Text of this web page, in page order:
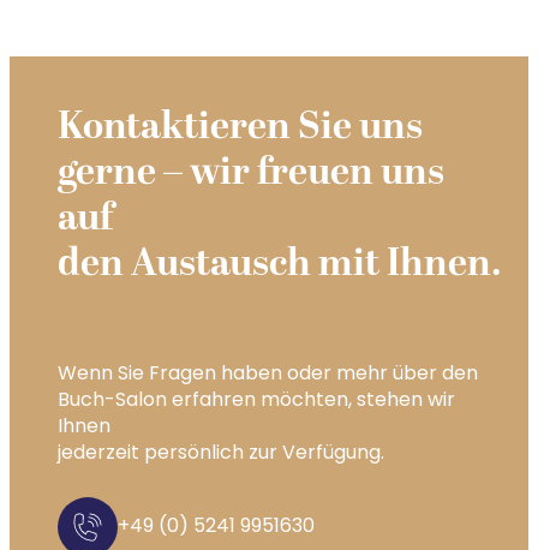
Kontaktieren Sie uns
gerne – wir freuen uns
auf
den Austausch mit Ihnen.
Wenn Sie Fragen haben oder mehr über den
Buch-Salon erfahren möchten, stehen wir
Ihnen
jederzeit persönlich zur Verfügung.
+49 (0) 5241 9951630